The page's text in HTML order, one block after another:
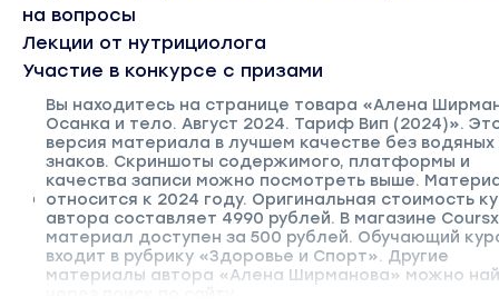
на вопросы
Лекции от нутрициолога
Участие в конкурсе с призами
Вы находитесь на странице товара «Алена
Осанка и тело. Август 2024. Тариф Вип (2024)».
версия материала в лучшем качестве без водяных
знаков. Скриншоты содержимого, платформы и
качества записи можно посмотреть выше.
относится к 2024 году. Оригинальная стоимость
автора составляет 4990 рублей. В магазине
материал доступен за 500 рублей. Обучающий
входит в рубрику «Здоровье и Спорт». Другие
материалы автора «Алена Ширманова» можно